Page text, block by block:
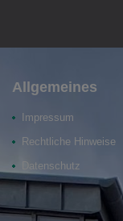
Allgemeines
Impressum
Rechtliche Hinweise
Datenschutz